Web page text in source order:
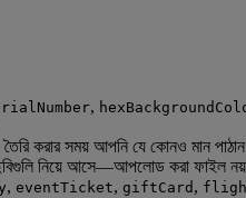
,
হয়। তৈরি করার সময় আপনি যে কোনও
নিয়ে আসে—আপলোড করা ফাইল
, eventTicket, giftCard ,